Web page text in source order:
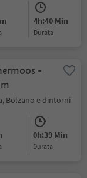
4h:40 Min
durata
-
Bolzano e dintorni
0h:39 Min
durata